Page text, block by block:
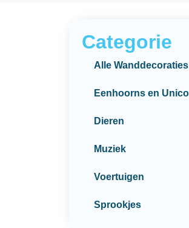
Categorie
Alle Wanddecoraties
Eenhoorns en
Dieren
Muziek
Voertuigen
Sprookjes